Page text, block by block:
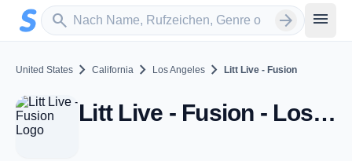
Zum Hauptinhalt springen
search
Sender suchen arrow_forward menu
United States chevron_right California chevron_right Los Angeles chevron_right Litt Live - Fusion
Litt Live - Fusion - Los Angeles, CA